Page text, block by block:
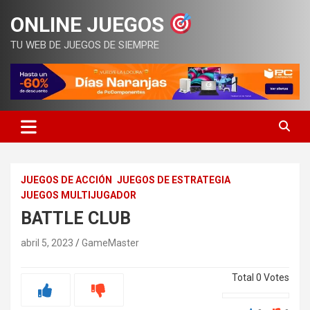
contenido
ONLINE JUEGOS
TU WEB DE JUEGOS DE SIEMPRE
JUEGOS DE ACCIÓN
JUEGOS DE ESTRATEGIA
JUEGOS MULTIJUGADOR
BATTLE CLUB
abril 5, 2023 GameMaster
Total 0 Votes